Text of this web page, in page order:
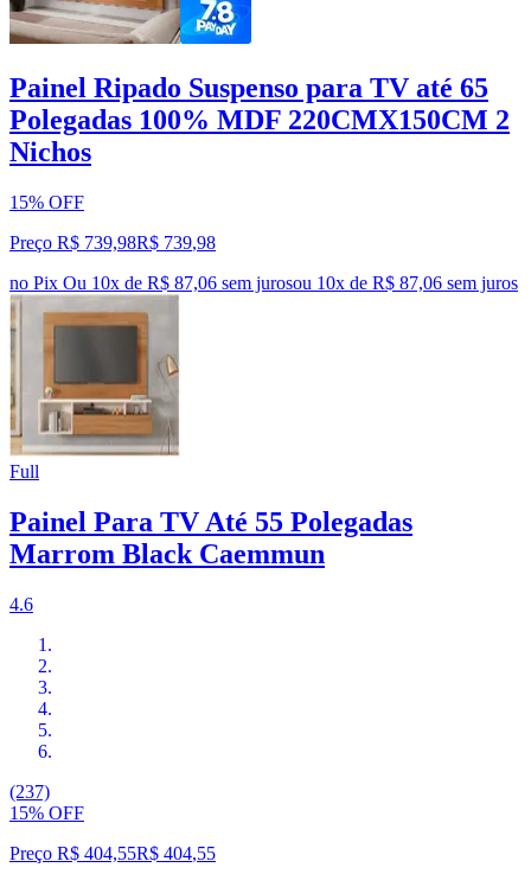
Painel Ripado Suspenso para TV até 65
Polegadas 100% MDF 220CMX150CM 2
Nichos
15% OFF
Preço R$ 739,98R$ 739,98
no Pix Ou 10x de R$ 87,06 sem jurosou 10x de R$ 87,06 sem juros
Full
Painel Para TV Até 55 Polegadas
Marrom Black Caemmun
4.6
(237)
15% OFF
Preço R$ 404,55R$ 404,55